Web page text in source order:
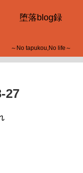
堕落blog録
～No tapukou,No life～
27